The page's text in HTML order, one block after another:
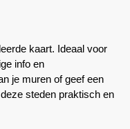
kaart. Ideaal voor
info en
je muren of geef een
steden praktisch en